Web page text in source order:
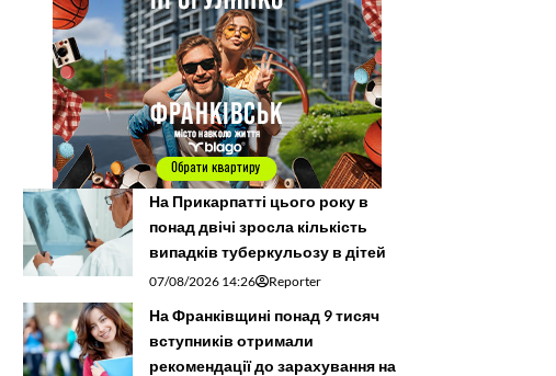
На Прикарпатті цього року в
понад двічі зросла кількість
випадків туберкульозу в дітей
07/08/2026 14:26 Reporter
На Франківщині понад 9 тисяч
вступників отримали
рекомендації до зарахування на